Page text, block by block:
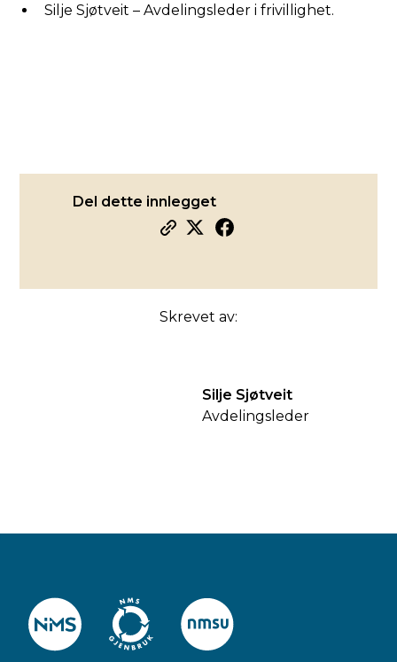
Silje Sjøtveit – Avdelingsleder i frivillighet.
Del dette innlegget
Skrevet av:
Silje Sjøtveit
Avdelingsleder